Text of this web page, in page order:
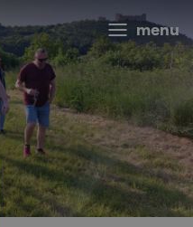
menu